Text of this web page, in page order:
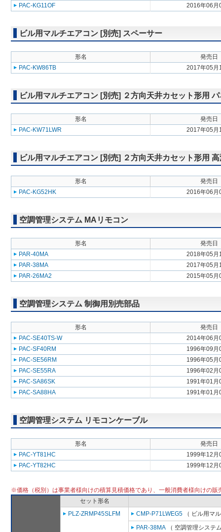
PAC-KG11OF 2016年06月
ビル用マルチエアコン [別売] スペーサー
形名
発売日
PAC-KW86TB
2017年05月
ビル用マルチエアコン [別売] ２方向天井カセット形用
形名
発売日
PAC-KW71LWR
2017年05月
ビル用マルチエアコン [別売] ２方向天井カセット形用
形名
発売日
PAC-KG52HK
2016年06月
空調管理システム MAリモコン
形名
発売日
PAR-40MA
2018年05月
PAR-38MA
2017年05月
PAR-26MA2
2015年05月
空調管理システム 制御用別売部品
形名
発売日
PAC-SE40TS-W
2014年06月
PAC-SF40RM
1996年09月
PAC-SE56RM
1996年05月
PAC-SE55RA
1996年02月
PAC-SA86SK
1991年01月
PAC-SA88HA
1991年01月
空調管理システム リモコンケーブル
形名
発売日
PAC-YT81HC
1999年12月
PAC-YT82HC
1999年12月
※価格（税別）は事業者様向けの積算見積価格であり、一般消費者様向けの販
セット形名
PLZ-ZRMP45SLFM
CMP-P71LWEG5 （ ビル用マ
PAR-38MA （ 空調管理システ